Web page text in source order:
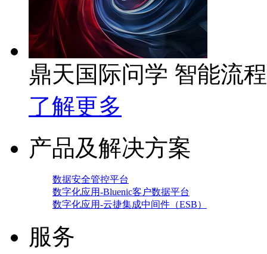
鼎天国际问学 智能流
了解更多
产品及解决方案
数据安全管控平台
数字化应用-Bluenic客户数据平台
数字化应用-云捷集成中间件（ESB）
服务